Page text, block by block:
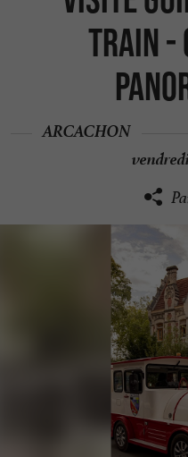
Train -
ARCACHON